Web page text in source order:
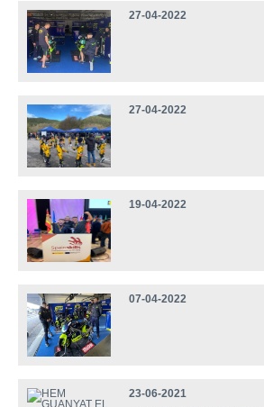
27-04-2022
27-04-2022
19-04-2022
07-04-2022
23-06-2021